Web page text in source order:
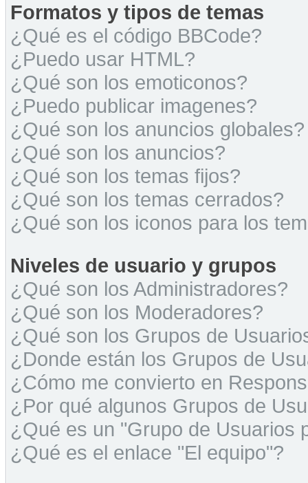
Formatos y tipos de temas
¿Qué es el código BBCode?
¿Puedo usar HTML?
¿Qué son los emoticonos?
¿Puedo publicar imagenes?
¿Qué son los anuncios globales?
¿Qué son los anuncios?
¿Qué son los temas fijos?
¿Qué son los temas cerrados?
¿Qué son los iconos para los
Niveles de usuario y grupos
¿Qué son los Administradores?
¿Qué son los Moderadores?
¿Qué son los Grupos de
¿Donde están los Grupos de
¿Cómo me convierto en
¿Por qué algunos Grupos de
¿Qué es un "Grupo de Usuarios
¿Qué es el enlace "El equipo"?